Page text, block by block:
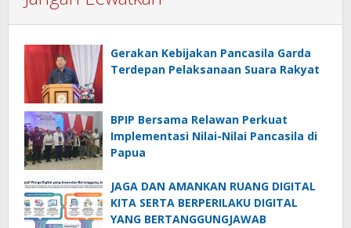
Gerakan Kebijakan Pancasila Garda
Terdepan Pelaksanaan Suara Rakyat
BPIP Bersama Relawan Perkuat
Implementasi Nilai-Nilai Pancasila di
Papua
JAGA DAN AMANKAN RUANG DIGITAL
KITA SERTA BERPERILAKU DIGITAL
YANG BERTANGGUNGJAWAB